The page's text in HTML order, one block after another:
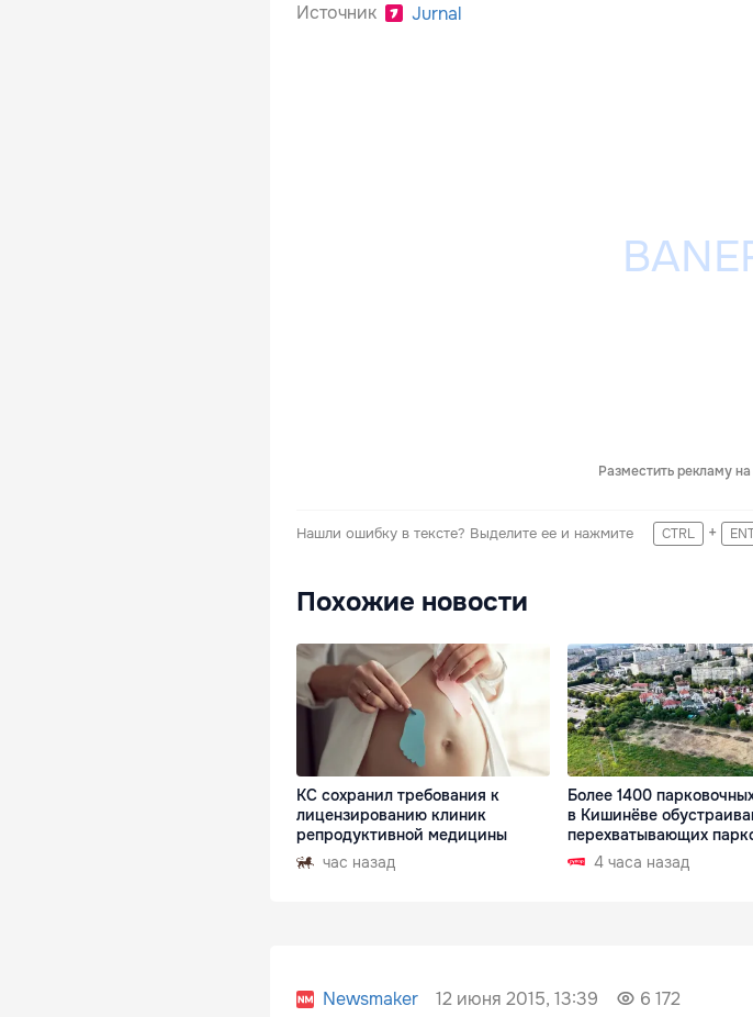
Источник Jurnal
Разместить рекламу
Нашли ошибку в тексте? Выделите ее и нажмите CTRL +
Похожие новости
КС сохранил требования к
лицензированию клиник
репродуктивной медицины
час назад
Более 1400
в Кишинёве
перехватывающих
4 часа назад
Newsmaker 12 июня 2015, 13:39 6 172